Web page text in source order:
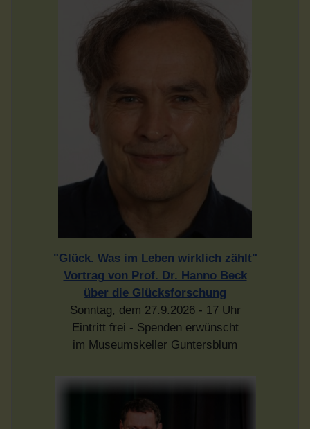
"Glück. Was im Leben wirklich zählt"
Vortrag von Prof. Dr. Hanno Beck
über die Glücksforschung
Sonntag, dem 27.9.2026 - 17 Uhr
Eintritt frei - Spenden erwünscht
im Museumskeller Guntersblum